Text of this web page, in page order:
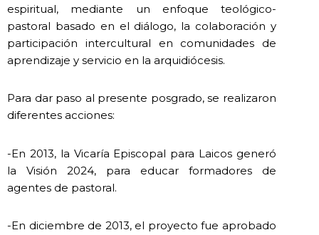
espiritual, mediante un enfoque teológico-
pastoral basado en el diálogo, la colaboración y
participación intercultural en comunidades de
aprendizaje y servicio en la arquidiócesis.
Para dar paso al presente posgrado, se realizaron
diferentes acciones:
-En 2013, la Vicaría Episcopal para Laicos generó
la Visión 2024, para educar formadores de
agentes de pastoral.
-En diciembre de 2013, el proyecto fue aprobado